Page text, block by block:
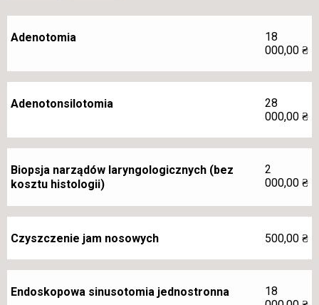
Adenotomia
18
000,00 ₴
Adenotonsilotomia
28
000,00 ₴
Biopsja narządów laryngologicznych (bez
kosztu histologii)
2
000,00 ₴
Czyszczenie jam nosowych 500,00 ₴
Endoskopowa sinusotomia jednostronna
18